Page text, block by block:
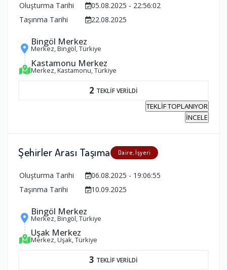
Oluşturma Tarihi
05.08.2025 - 22:56:02
Taşınma Tarihi
22.08.2025
Bingöl Merkez
Merkez, Bingöl, Türkiye
Kastamonu Merkez
Merkez, Kastamonu, Türkiye
2 TEKLİF VERİLDİ
TEKLİF TOPLANIYOR
İNCELE
Şehirler Arası Taşıma Daire, İşyeri
Oluşturma Tarihi
06.08.2025 - 19:06:55
Taşınma Tarihi
10.09.2025
Bingöl Merkez
Merkez, Bingöl, Türkiye
Uşak Merkez
Merkez, Uşak, Türkiye
3 TEKLİF VERİLDİ